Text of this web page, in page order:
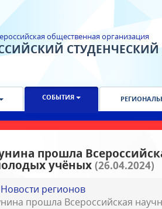
общественная организация
СОБЫТИЯ
прошла
учёных (26.04.2024)
Новости регионов
прошла Всероссийская